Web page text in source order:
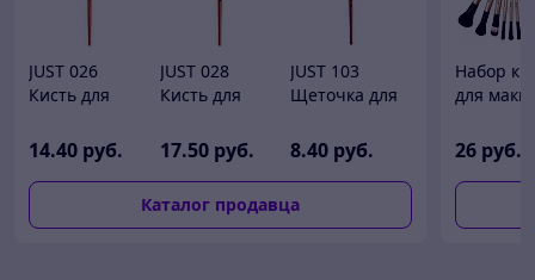
JUST 026
Кисть для
(смешанный
ворс: соболь +
синтетика)
14.40 руб.
JUST 028
Кисть для
(ворс пони)
17.50 руб.
JUST 103
Щеточка для
103
(синтетика)
8.40 руб.
Каталог продавца
Набор
для
26 руб.